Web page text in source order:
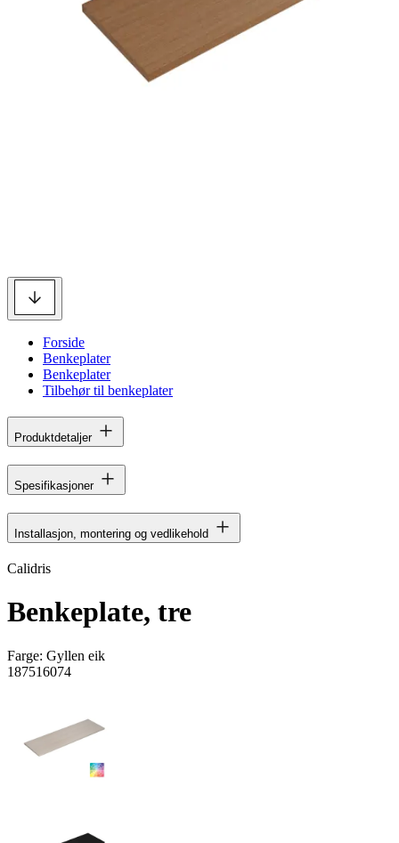
Forside
Benkeplater
Benkeplater
Tilbehør til benkeplater
Produktdetaljer
Spesifikasjoner
Installasjon, montering og vedlikehold
Calidris
Benkeplate, tre
Farge: Gyllen eik
187516074